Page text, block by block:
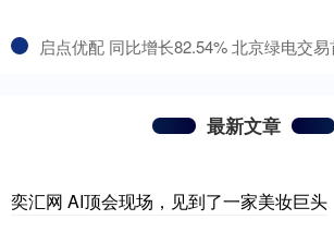
启点优配 同比增长82.54% 北京绿电交
最新文章
奕汇网 AI顶会现场，见到了一家美妆巨头